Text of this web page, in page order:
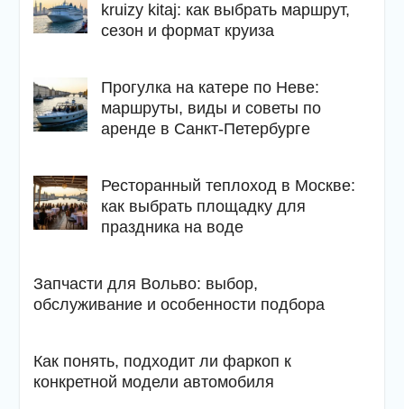
kruizy kitaj: как выбрать маршрут,
сезон и формат круиза
Прогулка на катере по Неве:
маршруты, виды и советы по
аренде в Санкт-Петербурге
Ресторанный теплоход в Москве:
как выбрать площадку для
праздника на воде
Запчасти для Вольво: выбор,
обслуживание и особенности подбора
Как понять, подходит ли фаркоп к
конкретной модели автомобиля